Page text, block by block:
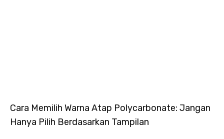
Cara Memilih Warna Atap Polycarbonate: Jangan
Hanya Pilih Berdasarkan Tampilan